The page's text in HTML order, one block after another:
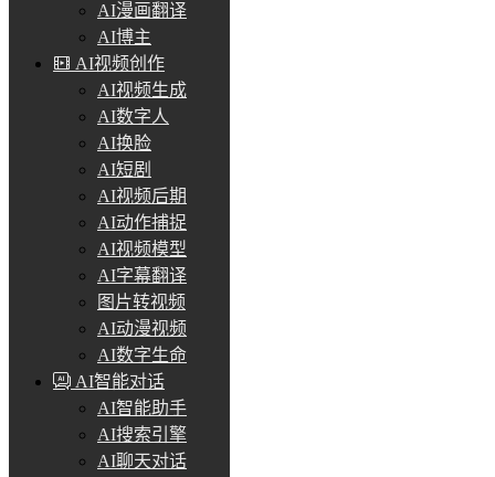
AI漫画翻译
AI博主
AI视频创作
AI视频生成
AI数字人
AI换脸
AI短剧
AI视频后期
AI动作捕捉
AI视频模型
AI字幕翻译
图片转视频
AI动漫视频
AI数字生命
AI智能对话
AI智能助手
AI搜索引擎
AI聊天对话